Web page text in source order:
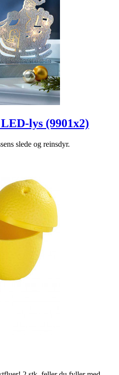
lys (9901x2)
slede og reinsdyr.